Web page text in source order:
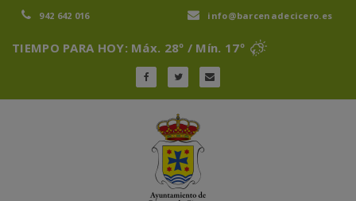
942 642 016 info@barcenadecicero.es
TIEMPO PARA HOY: Máx. 28º / Mín. 17º